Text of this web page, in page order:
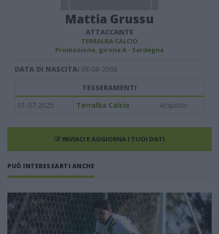
Mattia Grussu
ATTACCANTE
TERRALBA CALCIO
Promozione, girone A - Sardegna
DATA DI NASCITA: 08-08-2008
TESSERAMENTI
01-07-2025
Terralba Calcio Acquisto
INVIACI E AGGIORNA I TUOI DATI
PUÒ INTERESSARTI ANCHE